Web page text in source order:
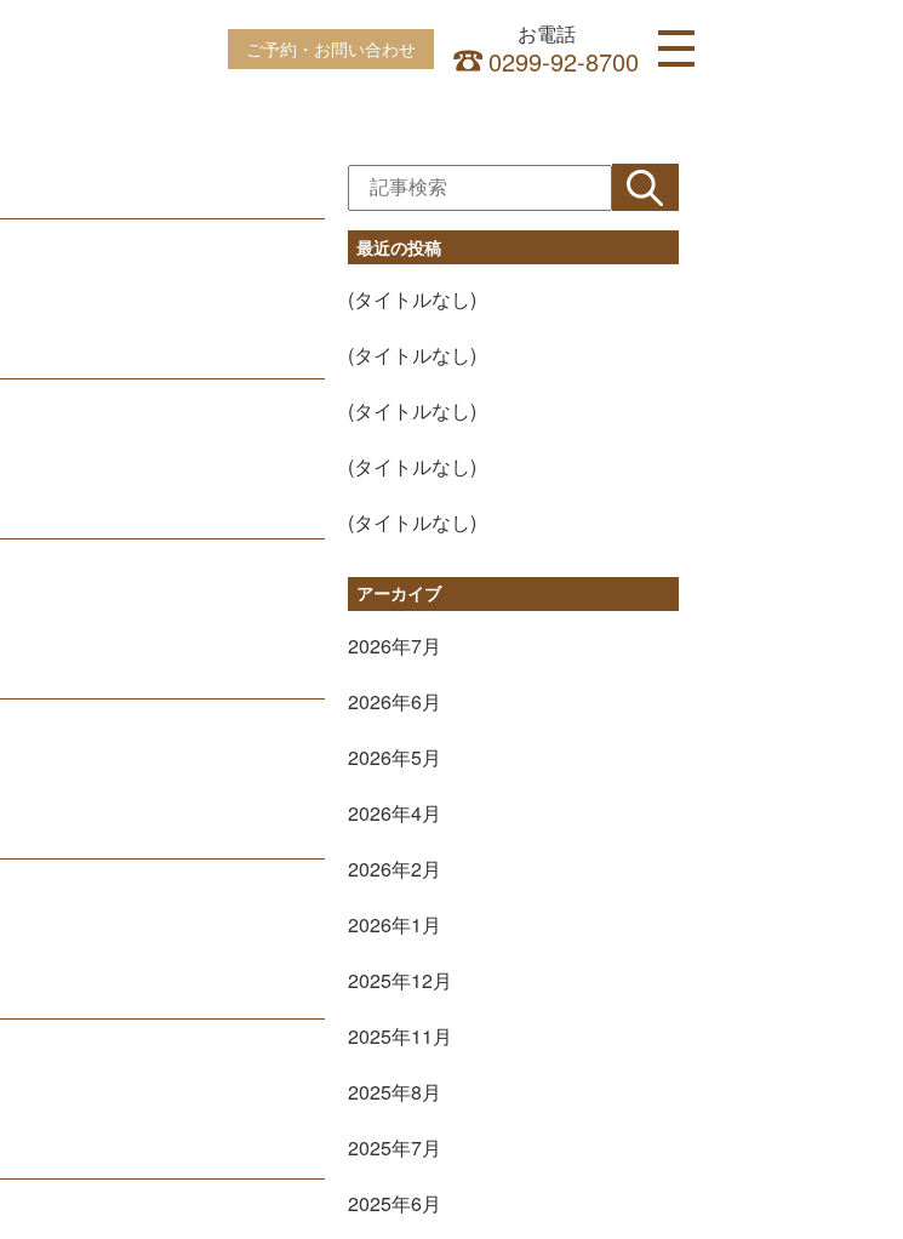
ご予約・お問い合わせ
お電話
0299-92-8700
最近の投稿
(タイトルなし)
(タイトルなし)
(タイトルなし)
(タイトルなし)
(タイトルなし)
アーカイブ
2026年7月
2026年6月
2026年5月
2026年4月
2026年2月
2026年1月
2025年12月
2025年11月
2025年8月
2025年7月
2025年6月